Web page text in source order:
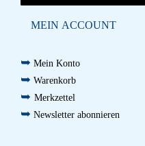
MEIN ACCOUNT
➥ Mein Konto
➥ Warenkorb
➥ Merkzettel
➥ Newsletter abonnieren